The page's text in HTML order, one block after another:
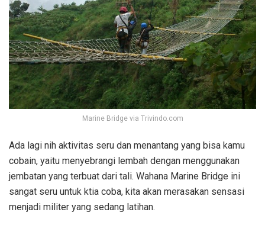
Marine Bridge via Trivindo.com
Ada lagi nih aktivitas seru dan menantang yang bisa kamu
cobain, yaitu menyebrangi lembah dengan menggunakan
jembatan yang terbuat dari tali. Wahana Marine Bridge ini
sangat seru untuk ktia coba, kita akan merasakan sensasi
menjadi militer yang sedang latihan.